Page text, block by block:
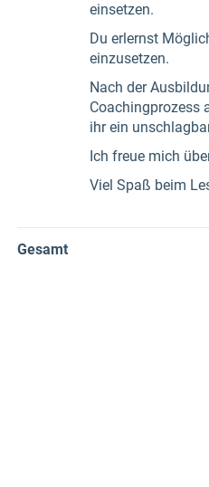
einsetzen.
Du erlernst
einzusetzen.
Nach der
Coachingprozess
ihr ein
Ich freue mich
Viel Spaß beim
Gesamt